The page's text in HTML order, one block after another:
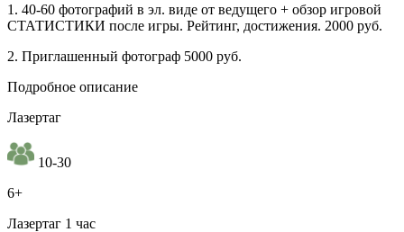
1. 40-60 фотографий в эл. виде от ведущего + обзор игровой
СТАТИСТИКИ после игры. Рейтинг, достижения. 2000 руб.
2. Приглашенный фотограф 5000 руб.
Подробное описание
Лазертаг
10-30
6+
Лазертаг 1 час